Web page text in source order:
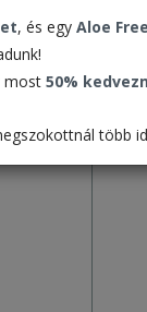
, és egy Aloe
most 50%
több